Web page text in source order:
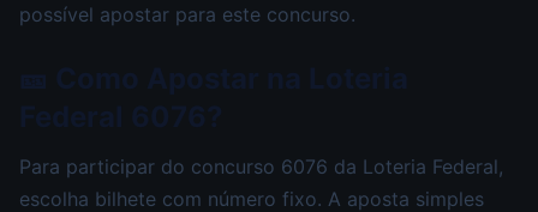
possível apostar para este concurso.
Para participar do concurso 6076 da Loteria Federal,
escolha bilhete com número fixo. A aposta simples